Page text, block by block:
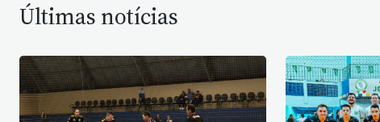
Últimas notícias